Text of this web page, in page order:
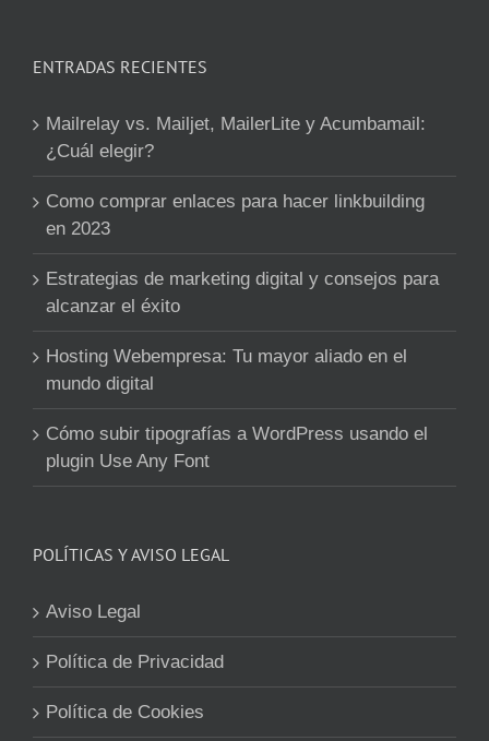
ENTRADAS RECIENTES
Mailrelay vs. Mailjet, MailerLite y Acumbamail:
¿Cuál elegir?
Como comprar enlaces para hacer linkbuilding
en 2023
Estrategias de marketing digital y consejos para
alcanzar el éxito
Hosting Webempresa: Tu mayor aliado en el
mundo digital
Cómo subir tipografías a WordPress usando el
plugin Use Any Font
POLÍTICAS Y AVISO LEGAL
Aviso Legal
Política de Privacidad
Política de Cookies